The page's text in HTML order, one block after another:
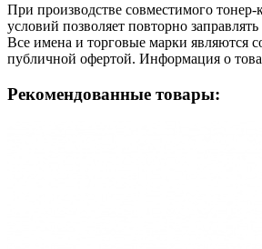
При производстве совместимого
условий позволяет повторно
Все имена и торговые марки являются
публичной офертой. Информация о
Рекомендованные товары: